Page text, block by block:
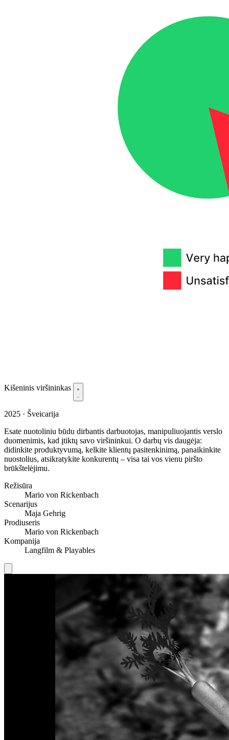
Kišeninis viršininkas
2025 · Šveicarija
Esate nuotoliniu būdu dirbantis darbuotojas, manipuliuojantis verslo
duomenimis, kad įtiktų savo viršininkui. O darbų vis daugėja:
didinkite produktyvumą, kelkite klientų pasitenkinimą, panaikinkite
nuostolius, atsikratykite konkurentų – visa tai vos vienu piršto
brūkštelėjimu.
Režisūra
Mario von Rickenbach
Scenarijus
Maja Gehrig
Prodiuseris
Mario von Rickenbach
Kompanija
Langfilm & Playables